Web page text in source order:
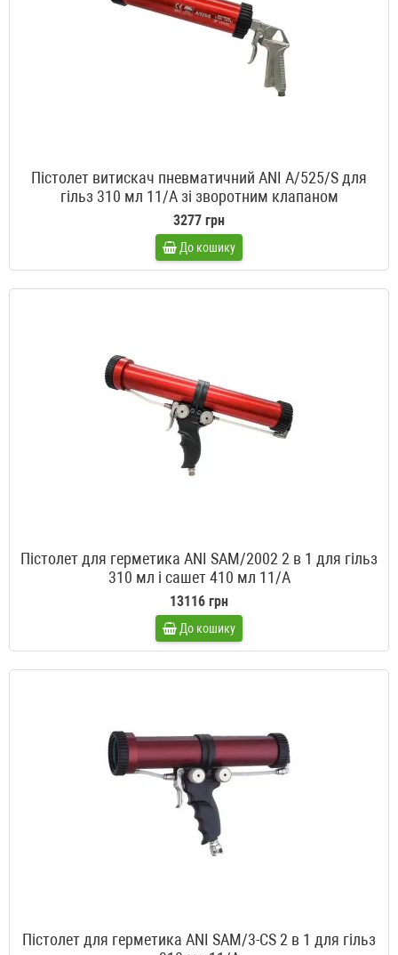
Пістолет витискач пневматичний ANI A/525/S для
гільз 310 мл 11/A зі зворотним клапаном
3277 грн
До кошику
Пістолет для герметика ANI SAM/2002 2 в 1 для гільз
310 мл і сашет 410 мл 11/A
13116 грн
До кошику
Пістолет для герметика ANI SAM/3-CS 2 в 1 для гільз